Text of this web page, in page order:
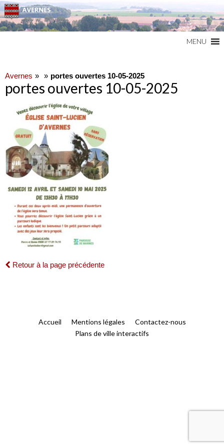
MENU
Avernes portes ouvertes 10-05-2025
portes ouvertes 10-05-2025
Retour à la page précédente
Accueil Mentions légales
Contactez-nous
Plans de ville interactifs